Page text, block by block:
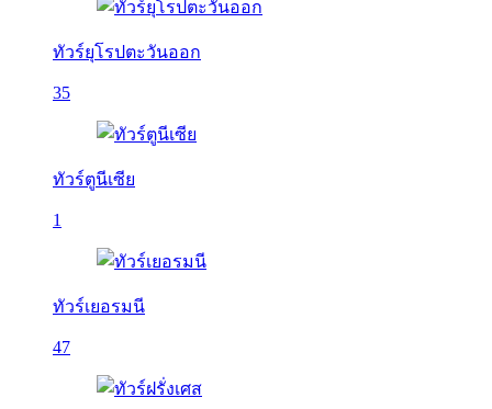
ทัวร์ยุโรปตะวันออก
35
ทัวร์ตูนีเซีย
1
ทัวร์เยอรมนี
47